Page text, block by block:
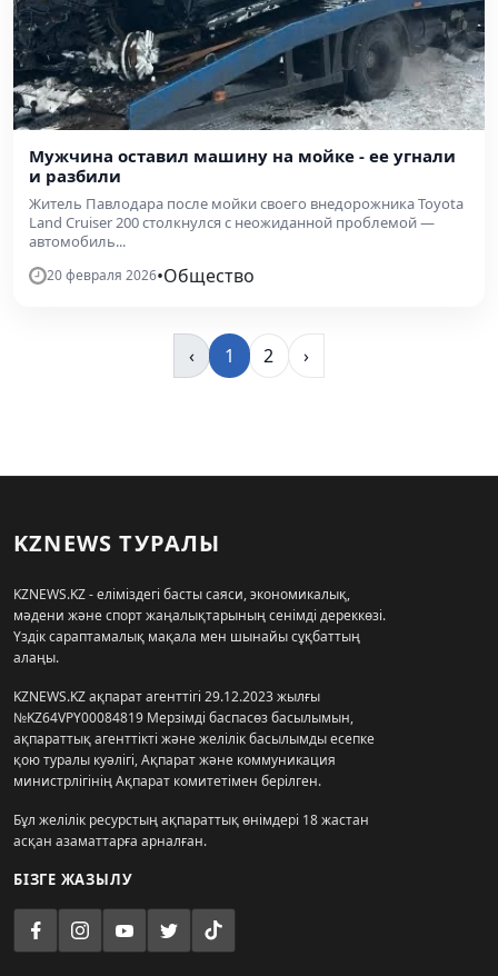
Мужчина оставил машину на мойке - ее угнали
и разбили
Житель Павлодара после мойки своего внедорожника Toyota
Land Cruiser 200 столкнулся с неожиданной проблемой —
автомобиль...
20 февраля 2026•Общество
‹ 1 2 ›
KZNEWS ТУРАЛЫ
KZNEWS.KZ - еліміздегі басты саяси, экономикалық,
мәдени және спорт жаңалықтарының сенімді дереккөзі.
Үздік сараптамалық мақала мен шынайы сұқбаттың
алаңы.
KZNEWS.KZ ақпарат агенттігі 29.12.2023 жылғы
№KZ64VPY00084819 Мерзімді баспасөз басылымын,
ақпараттық агенттікті және желілік басылымды есепке
қою туралы куәлігі, Ақпарат және коммуникация
министрлігінің Ақпарат комитетімен берілген.
Бұл желілік ресурстың ақпараттық өнімдері 18 жастан
асқан азаматтарға арналған.
БІЗГЕ ЖАЗЫЛУ